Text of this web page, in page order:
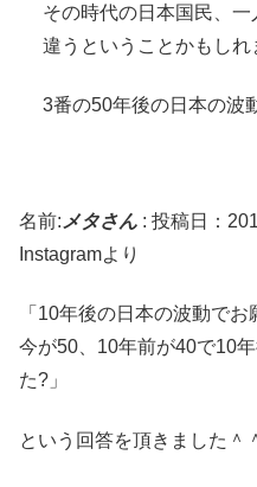
その時代の日本国民、
違うということかもしれ
3番の50年後の日本の波
名前: メタさん : 投稿日：
Instagramより
「10年後の日本の波動でお
今が50、10年前が40で10
た?」
という回答を頂きました＾